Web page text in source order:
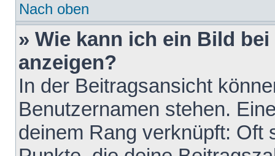
Nach oben
» Wie kann ich ein Bild
anzeigen?
In der Beitragsansicht
Benutzernamen stehen.
deinem Rang verknüpft: Oft